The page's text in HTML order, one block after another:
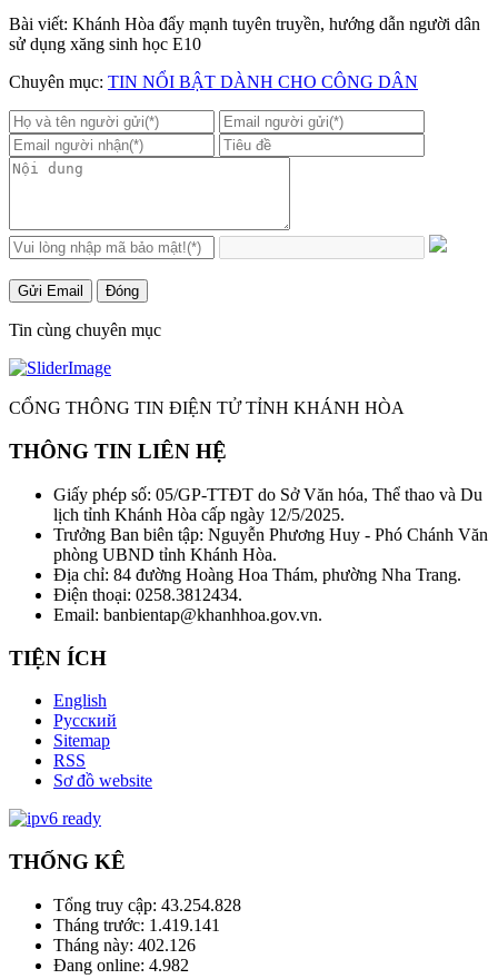
Bài viết: Khánh Hòa đẩy mạnh tuyên truyền, hướng dẫn người dân
sử dụng xăng sinh học E10
Chuyên mục: TIN NỔI BẬT DÀNH CHO CÔNG DÂN
Gửi Email Đóng
Tin cùng chuyên mục
CỔNG THÔNG TIN ĐIỆN TỬ TỈNH KHÁNH HÒA
THÔNG TIN LIÊN HỆ
Giấy phép số: 05/GP-TTĐT do Sở Văn hóa, Thể thao và Du
lịch tỉnh Khánh Hòa cấp ngày 12/5/2025.
Trưởng Ban biên tập: Nguyễn Phương Huy - Phó Chánh Văn
phòng UBND tỉnh Khánh Hòa.
Địa chỉ: 84 đường Hoàng Hoa Thám, phường Nha Trang.
Điện thoại: 0258.3812434.
Email: banbientap@khanhhoa.gov.vn.
TIỆN ÍCH
English
Русский
Sitemap
RSS
Sơ đồ website
THỐNG KÊ
Tổng truy cập: 43.254.828
Tháng trước: 1.419.141
Tháng này: 402.126
Đang online: 4.982